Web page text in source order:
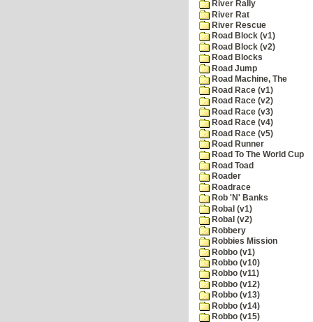
River Rally
River Rat
River Rescue
Road Block (v1)
Road Block (v2)
Road Blocks
Road Jump
Road Machine, The
Road Race (v1)
Road Race (v2)
Road Race (v3)
Road Race (v4)
Road Race (v5)
Road Runner
Road To The World Cup
Road Toad
Roader
Roadrace
Rob 'N' Banks
Robal (v1)
Robal (v2)
Robbery
Robbies Mission
Robbo (v1)
Robbo (v10)
Robbo (v11)
Robbo (v12)
Robbo (v13)
Robbo (v14)
Robbo (v15)